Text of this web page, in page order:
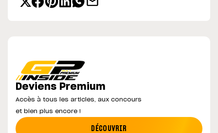
Deviens Premium
Accès à tous les articles, aux concours
et bien plus encore !
DÉCOUVRIR